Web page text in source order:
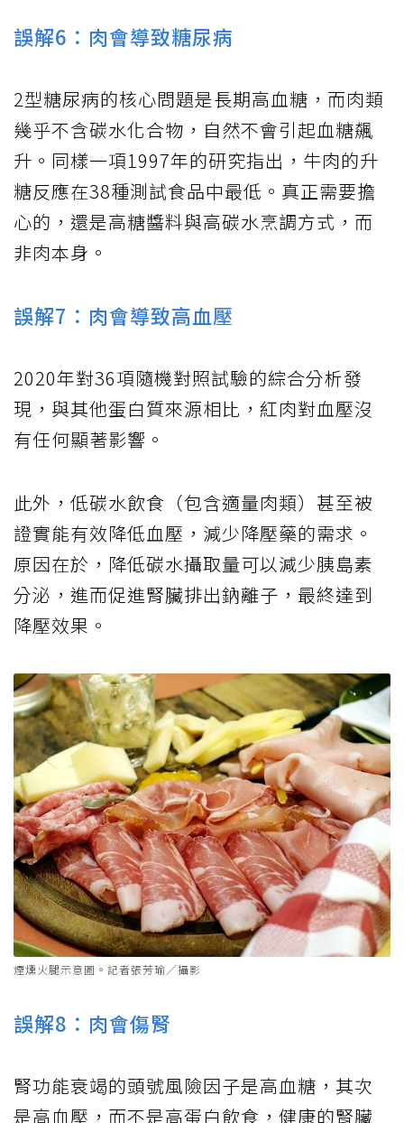
誤解6：肉會導致糖尿病
2型糖尿病的核心問題是長期高血糖，而肉類
幾乎不含碳水化合物，自然不會引起血糖飆
升。同樣一項1997年的研究指出，牛肉的升
糖反應在38種測試食品中最低。真正需要擔
心的，還是高糖醬料與高碳水烹調方式，而
非肉本身。
誤解7：肉會導致高血壓
2020年對36項隨機對照試驗的綜合分析發
現，與其他蛋白質來源相比，紅肉對血壓沒
有任何顯著影響。
此外，低碳水飲食（包含適量肉類）甚至被
證實能有效降低血壓，減少降壓藥的需求。
原因在於，降低碳水攝取量可以減少胰島素
分泌，進而促進腎臟排出鈉離子，最終達到
降壓效果。
煙燻火腿示意圖。記者張芳瑜／攝影
誤解8：肉會傷腎
腎功能衰竭的頭號風險因子是高血糖，其次
是高血壓，而不是高蛋白飲食，健康的腎臟